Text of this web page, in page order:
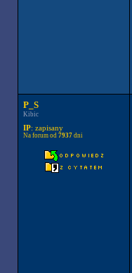
P_S
Kibic
IP: zapisany
Na forum od 7937dni